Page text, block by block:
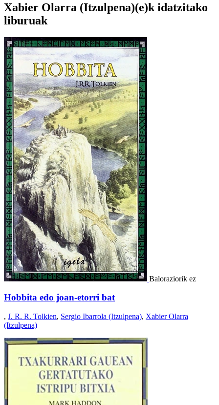
Xabier Olarra (Itzulpena)(e)k idatzitako
liburuak
Baloraziorik ez
Hobbita edo joan-etorri bat
, J. R. R. Tolkien, Sergio Ibarrola (Itzulpena), Xabier Olarra
(Itzulpena)